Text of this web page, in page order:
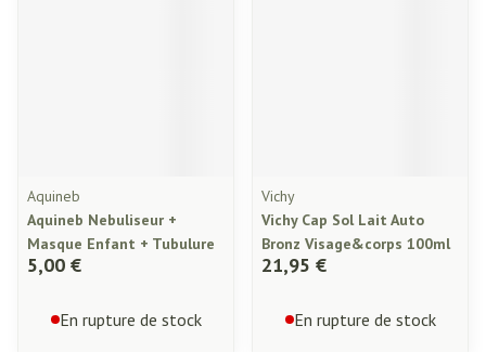
Aquineb
Aquineb Nebuliseur +
Masque Enfant + Tubulure
5,00 €
En rupture de stock
Vichy
Vichy Cap Sol Lait Auto
Bronz Visage&corps 100ml
21,95 €
En rupture de stock